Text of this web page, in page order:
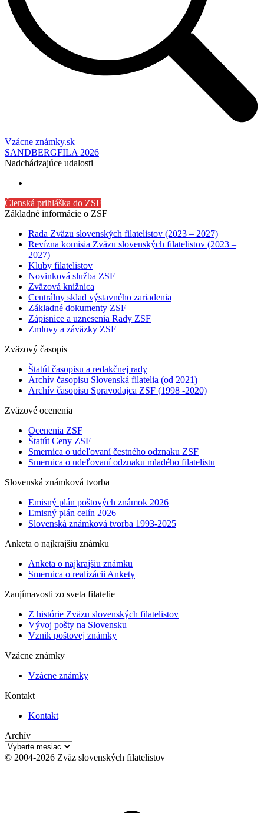
Vzácne známky.sk
SANDBERGFILA 2026
Nadchádzajúce udalosti
Členská prihláška do ZSF
Základné informácie o ZSF
Rada Zväzu slovenských filatelistov (2023 – 2027)
Revízna komisia Zväzu slovenských filatelistov (2023 –
2027)
Kluby filatelistov
Novinková služba ZSF
Zväzová knižnica
Centrálny sklad výstavného zariadenia
Základné dokumenty ZSF
Zápisnice a uznesenia Rady ZSF
Zmluvy a záväzky ZSF
Zväzový časopis
Štatút časopisu a redakčnej rady
Archív časopisu Slovenská filatelia (od 2021)
Archív časopisu Spravodajca ZSF (1998 -2020)
Zväzové ocenenia
Ocenenia ZSF
Štatút Ceny ZSF
Smernica o udeľovaní čestného odznaku ZSF
Smernica o udeľovaní odznaku mladého filatelistu
Slovenská známková tvorba
Emisný plán poštových známok 2026
Emisný plán celín 2026
Slovenská známková tvorba 1993-2025
Anketa o najkrajšiu známku
Anketa o najkrajšiu známku
Smernica o realizácii Ankety
Zaujímavosti zo sveta filatelie
Z histórie Zväzu slovenských filatelistov
Vývoj pošty na Slovensku
Vznik poštovej známky
Vzácne známky
Vzácne známky
Kontakt
Kontakt
Archív
Archív
© 2004-2026 Zväz slovenských filatelistov